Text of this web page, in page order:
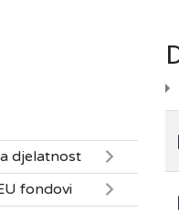
djelatnost
fondovi